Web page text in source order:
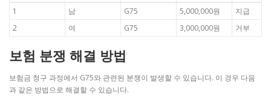
1 남 G75 5,000,000원
지급
2
여 G75 3,000,000원 거부
보험 분쟁 해결 방법
보험금 청구 과정에서 G75와 관련된 분쟁이 발생할 수 있습니다. 이 경우 다음
과 같은 방법으로 해결할 수 있습니다.